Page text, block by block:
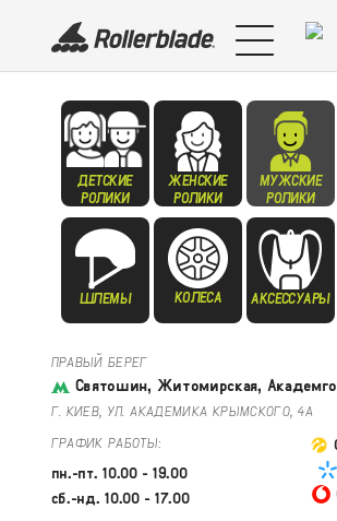
ДЕТСКИЕ
РОЛИКИ
ЖЕНСКИЕ
РОЛИКИ
МУЖСКИЕ
РОЛИКИ
ШЛЕМЫ КОЛЕСА АКСЕССУАРЫ
ПРАВЫЙ БЕРЕГ
Святошин, Житомирская,
Г. КИЕВ, УЛ. АКАДЕМИКА КРЫМСКОГО, 4А
ГРАФИК РАБОТЫ:
пн.-пт. 10.00 - 19.00
сб.-нд. 10.00 - 17.00